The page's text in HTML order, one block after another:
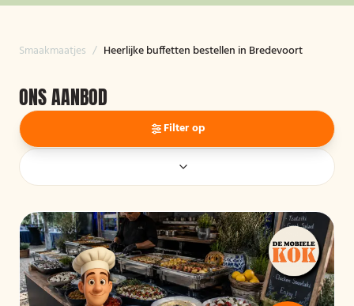
Smaakmaatjes / Heerlijke buffetten bestellen in Bredevoort
ONS AANBOD
Filter op